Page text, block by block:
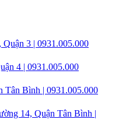
3 | 0931.005.000
4 | 0931.005.000
Tân Bình | 0931.005.000
14, Quận Tân Bình |